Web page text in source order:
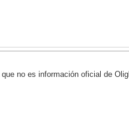
no es información oficial de